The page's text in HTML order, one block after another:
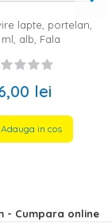
Cana
- Cumpara online